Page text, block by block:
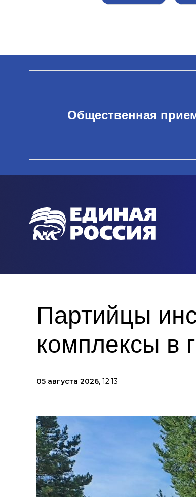
Общественная
Партийцы
комплексы в
05 августа 2026, 12:13